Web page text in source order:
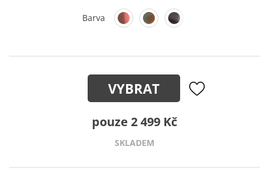
Barva
VYBRAT
pouze 2 499 Kč
SKLADEM